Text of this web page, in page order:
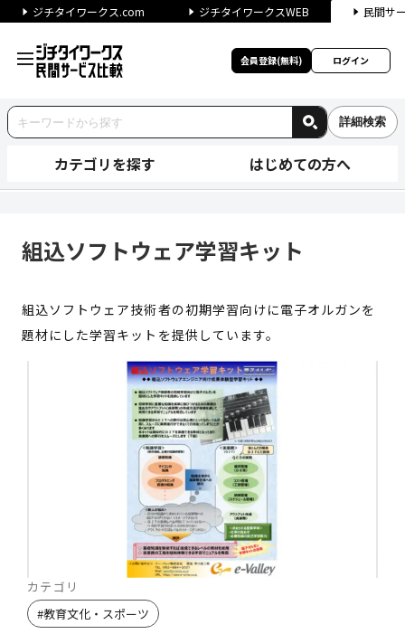
ジチタイワークス.com ジチタイワークスWEB 民間サ
会員登録(無料) ログイン
詳細検索
カテゴリを探す はじめての方へ
組込ソフトウェア学習キット
組込ソフトウェア技術者の初期学習向けに電子オルガンを
題材にした学習キットを提供しています。
カテゴリ
#教育文化・スポーツ